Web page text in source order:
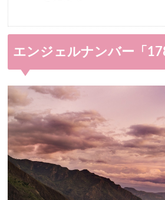
エンジェルナンバー「